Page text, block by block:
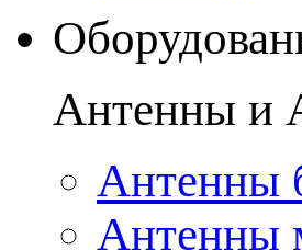
Антенны и
Антенны
Антенны